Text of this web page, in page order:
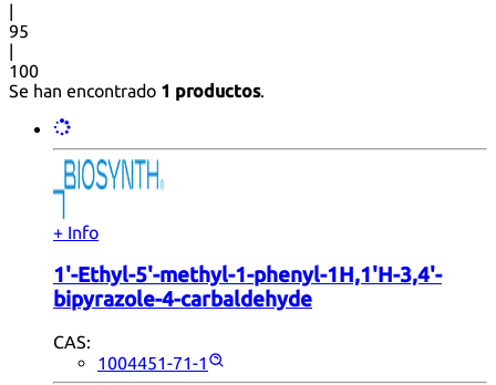
|
95
|
100
Se han encontrado 1 productos.
+ Info
1'-Ethyl-5'-methyl-1-phenyl-1H,1'H-3,4'-
bipyrazole-4-carbaldehyde
CAS:
1004451-71-1